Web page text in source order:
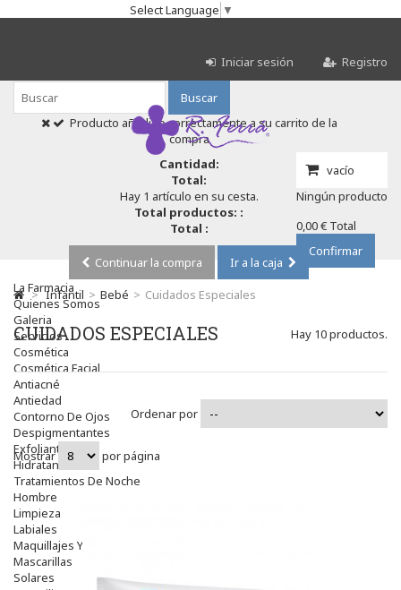
Select Language ▼
Iniciar sesión Registro
Buscar
vacío
Ningún producto
0,00 € Total
Confirmar
Producto añadido correctamente a su carrito de la
compra
Cantidad:
Total:
Hay 1 artículo en su cesta.
Total productos: :
Total :
Continuar la compra
Ir a la caja
La Farmacia
Quienes Somos
Galeria
Servicios
Cosmética
Cosmética Facial
Antiacné
Antiedad
Contorno De Ojos
Despigmentantes
Exfoliantes
Hidratantes
Tratamientos De Noche
Hombre
Limpieza
Labiales
Maquillajes Y Color
Mascarillas
Solares
> Infantil > Bebé > Cuidados Especiales
CUIDADOS ESPECIALES Hay 10 productos.
Ordenar por
Mostrar por página